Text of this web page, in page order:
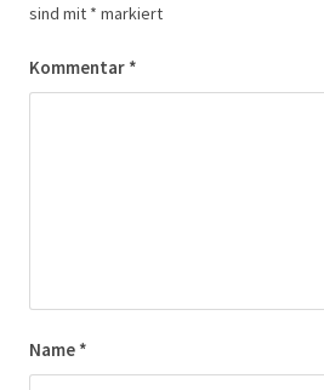
sind mit * markiert
Kommentar *
Name *